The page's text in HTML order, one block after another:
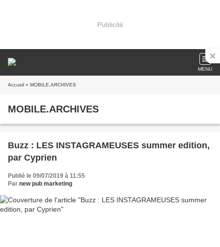
Publicité
MENU
Accueil » MOBILE.ARCHIVES
MOBILE.ARCHIVES
Buzz : LES INSTAGRAMEUSES summer edition,
par Cyprien
Publié le 09/07/2019 à 11:55
Par new pub marketing